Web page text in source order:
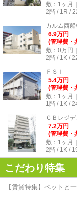
敷：1ヶ月
2階 / 1R /
カルム西船
6.9万円
(管理費・
敷：0万円
2階 / 1K /
ＦＳＩ
5.4万円
(管理費・
敷：1ヶ月
1階 / 1K /
ＣＢレジ
7.2万円
(管理費・
敷：1ヶ月
2階 / 1K /
こだわり特集
【賃貸特集】ペットと